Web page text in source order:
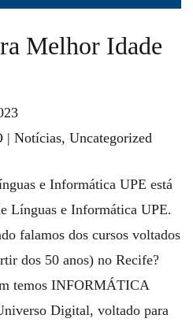
Melhor Idade
| Notícias, Uncategorized
e Informática UPE está
Línguas e Informática UPE.
falamos dos cursos voltados
dos 50 anos) no Recife?
temos INFORMÁTICA
Digital, voltado para